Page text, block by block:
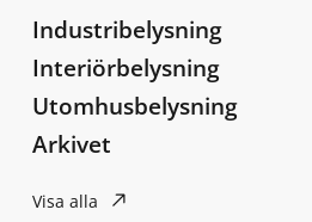
Industribelysning
Interiörbelysning
Utomhusbelysning
Arkivet
Visa alla